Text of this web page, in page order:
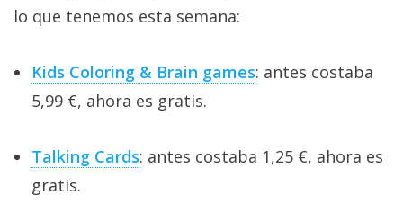
lo que tenemos esta semana:
Kids Coloring & Brain games: antes costaba
5,99 €, ahora es gratis.
Talking Cards: antes costaba 1,25 €, ahora es
gratis.